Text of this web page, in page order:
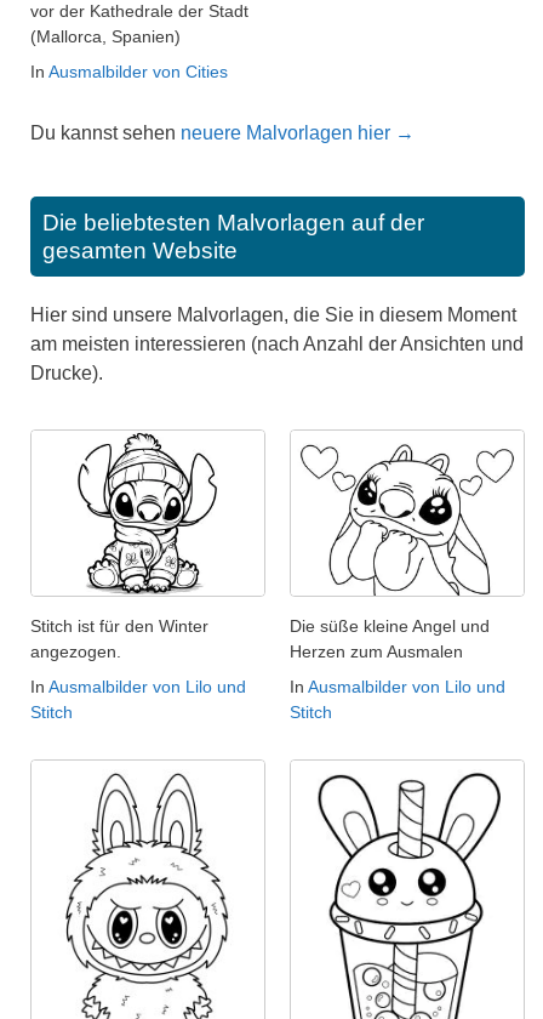
vor der Kathedrale der Stadt
(Mallorca, Spanien)
In Ausmalbilder von Cities
Du kannst sehen neuere Malvorlagen hier →
Die beliebtesten Malvorlagen auf der
gesamten Website
Hier sind unsere Malvorlagen, die Sie in diesem Moment
am meisten interessieren (nach Anzahl der Ansichten und
Drucke).
Stitch ist für den Winter
angezogen.
In Ausmalbilder von Lilo und
Stitch
Die süße kleine Angel und
Herzen zum Ausmalen
In Ausmalbilder von Lilo und
Stitch